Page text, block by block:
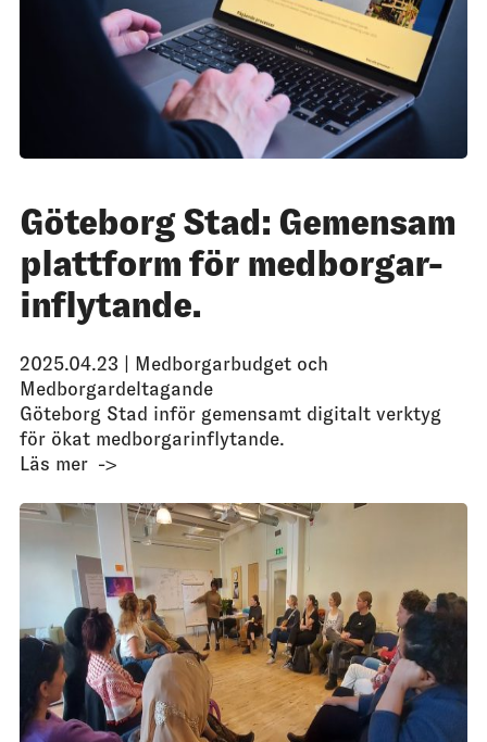
Göteborg Stad: Gemensam
plattform för medborgar-
inflytande.
2025.04.23 |
Medborgarbudget och
Medborgardeltagande
Göteborg Stad inför gemensamt digitalt verktyg
för ökat medborgarinflytande.
Läs mer